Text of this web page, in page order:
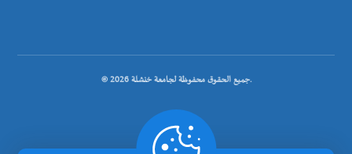
© جميع الحقوق محفوظة لجامعة خنشلة 2026.
.